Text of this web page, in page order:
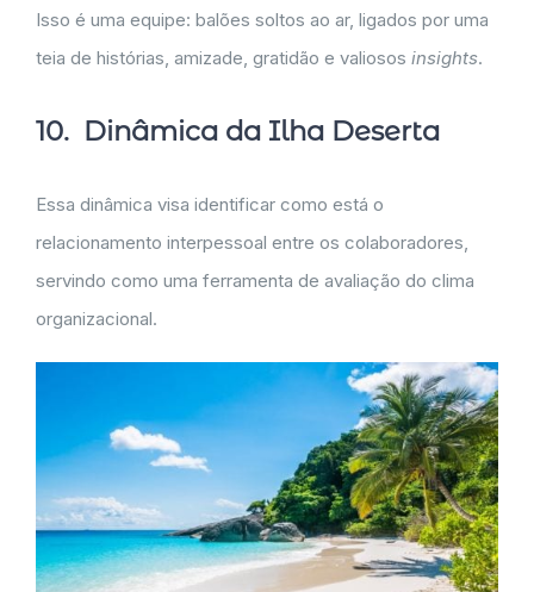
Isso é uma equipe: balões soltos ao ar, ligados por uma
teia de histórias, amizade, gratidão e valiosos insights.
10. Dinâmica da Ilha Deserta
Essa dinâmica visa identificar como está o
relacionamento interpessoal entre os colaboradores,
servindo como uma ferramenta de avaliação do clima
organizacional.